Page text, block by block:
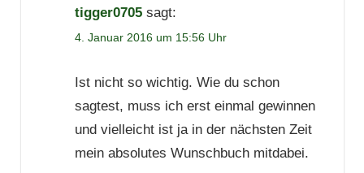
tigger0705 sagt:
4. Januar 2016 um 15:56 Uhr
Ist nicht so wichtig. Wie du schon
sagtest, muss ich erst einmal gewinnen
und vielleicht ist ja in der nächsten Zeit
mein absolutes Wunschbuch mitdabei.